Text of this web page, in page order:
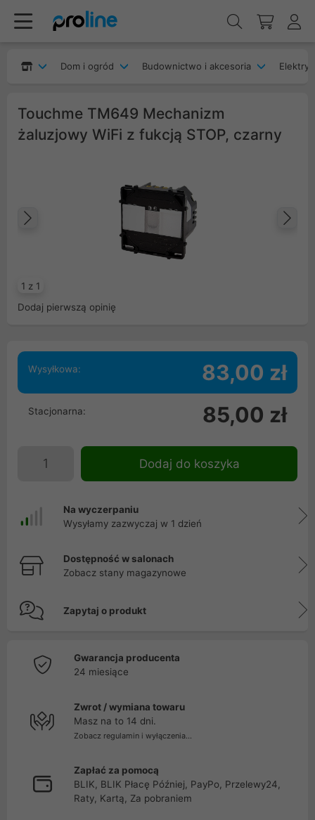
Dom i ogród Budownictwo i akcesoria
Touchme TM649 Mechanizm
żaluzjowy WiFi z fukcją STOP, czarny
1 z 1
Poprzedni
Dodaj pierwszą opinię
Wysyłkowa: 83,00 zł
Stacjonarna: 85,00 zł
Dodaj do koszyka
Na wyczerpaniu
Wysyłamy zazwyczaj w 1 dzień
Dostępność w salonach
Zobacz stany magazynowe
Zapytaj o produkt
Gwarancja producenta
24 miesiące
Zwrot / wymiana towaru
Masz na to 14 dni.
Zobacz regulamin i wyłączenia...
Zapłać za pomocą
BLIK, BLIK Płacę Później, PayPo, Przelewy24,
Raty, Kartą, Za pobraniem